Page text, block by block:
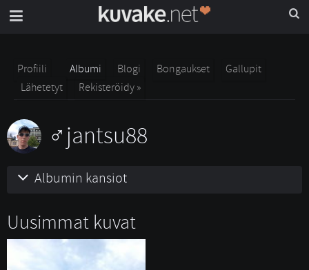
Profiili Albumi Blogi Bongaukset
Gallupit
Lähetetyt
Rekisteröidy »
jantsu88
Albumin kansiot
Uusimmat kuvat